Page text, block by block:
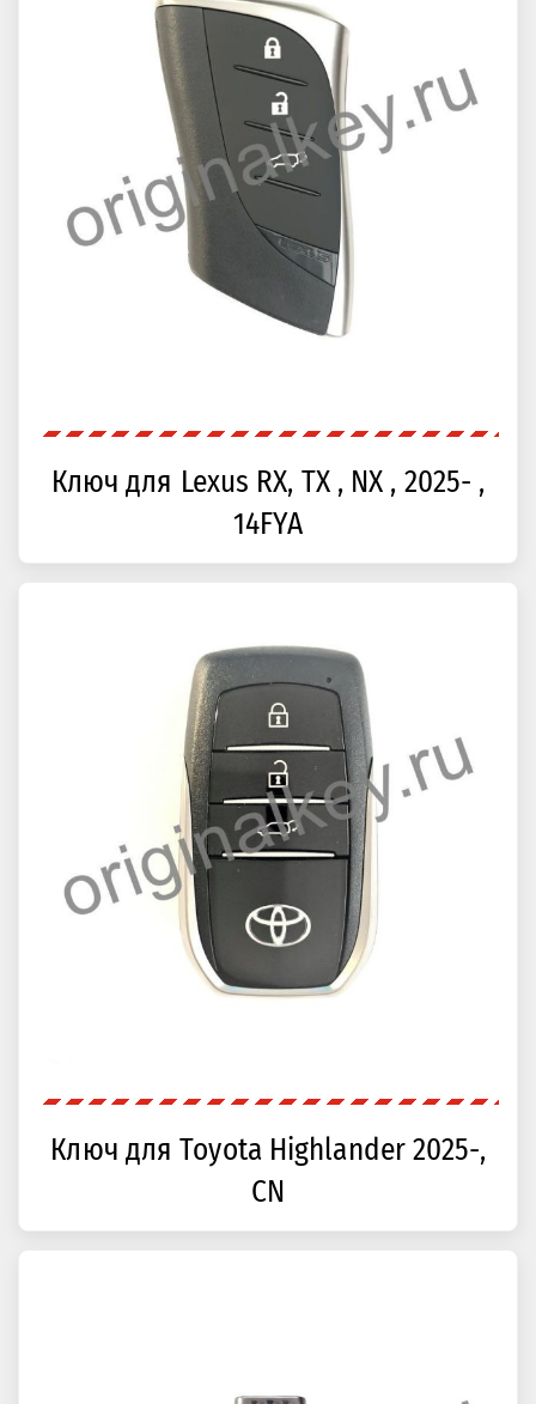
Ключ для Lexus RX, TX , NX , 2025- ,
14FYA
Ключ для Toyota Highlander 2025-,
CN